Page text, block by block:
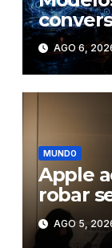
del
AGO 6,
MUNDO
Apple
robar
AGO 5,